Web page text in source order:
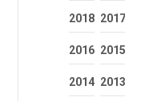
2018 2017
2016 2015
2014 2013